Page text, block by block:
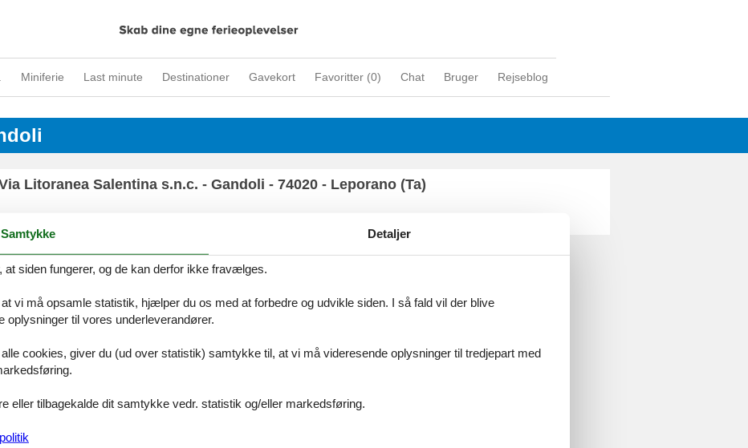
Miniferie Last minute Destinationer Gavekort Favoritter (0) Chat Bruger Rejseblog
Litoranea Salentina s.n.c. - Gandoli - 74020 - Leporano (Ta)
Gavekort
Persondatapolitik
Cookies
FAQ
Kontakt
Holidays A/S
Følg os
Samtykke Detaljer
siden fungerer, og de kan derfor ikke fravælges.
vi må opsamle statistik, hjælper du os med at forbedre og udvikle siden. I så fald vil der blive
oplysninger til vores underleverandører.
cookies, giver du (ud over statistik) samtykke til, at vi må videresende oplysninger til tredjepart med
eller tilbagekalde dit samtykke vedr. statistik og/eller markedsføring.